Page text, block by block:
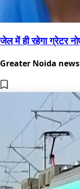
जेल में ही रहेगा ग्रेटर
Greater Noida news